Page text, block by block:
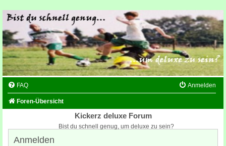
FAQ Anmelden
Foren-Übersicht
Kickerz deluxe Forum
Bist du schnell genug, um deluxe zu sein?
Anmelden